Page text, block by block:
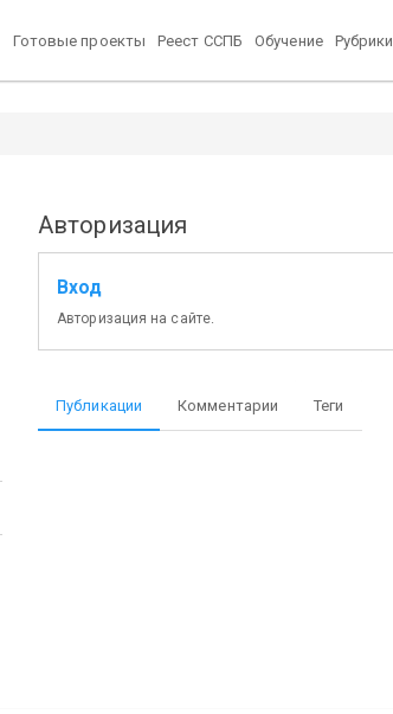
Готовые проекты Реест ССПБ Обучение Рубрики
Авторизация
Вход
Авторизация на сайте.
Публикации Комментарии Теги